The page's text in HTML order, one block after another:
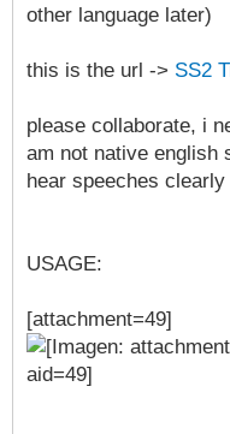
other language later)
this is the url -> SS2
please collaborate, i
am not native english
hear speeches clearly
USAGE:
[attachment=49]